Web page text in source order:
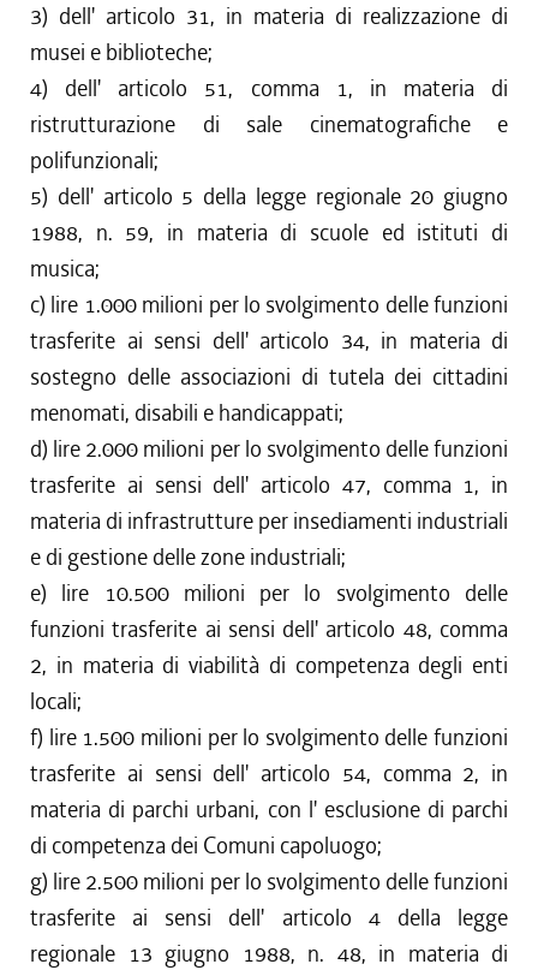
3) dell' articolo 31, in materia di realizzazione di
musei e biblioteche;
4) dell' articolo 51, comma 1, in materia di
ristrutturazione di sale cinematografiche e
polifunzionali;
5) dell' articolo 5 della legge regionale 20 giugno
1988, n. 59, in materia di scuole ed istituti di
musica;
c) lire 1.000 milioni per lo svolgimento delle funzioni
trasferite ai sensi dell' articolo 34, in materia di
sostegno delle associazioni di tutela dei cittadini
menomati, disabili e handicappati;
d) lire 2.000 milioni per lo svolgimento delle funzioni
trasferite ai sensi dell' articolo 47, comma 1, in
materia di infrastrutture per insediamenti industriali
e di gestione delle zone industriali;
e) lire 10.500 milioni per lo svolgimento delle
funzioni trasferite ai sensi dell' articolo 48, comma
2, in materia di viabilità di competenza degli enti
locali;
f) lire 1.500 milioni per lo svolgimento delle funzioni
trasferite ai sensi dell' articolo 54, comma 2, in
materia di parchi urbani, con l' esclusione di parchi
di competenza dei Comuni capoluogo;
g) lire 2.500 milioni per lo svolgimento delle funzioni
trasferite ai sensi dell' articolo 4 della legge
regionale 13 giugno 1988, n. 48, in materia di